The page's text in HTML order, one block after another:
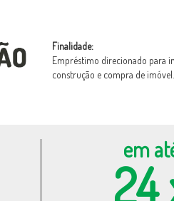
Finalidade:
Empréstimo direcionado para
construção e compra de imóvel.
em
24